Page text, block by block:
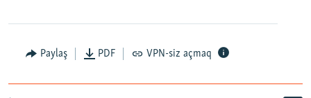
Paylaş PDF VPN-siz açmaq